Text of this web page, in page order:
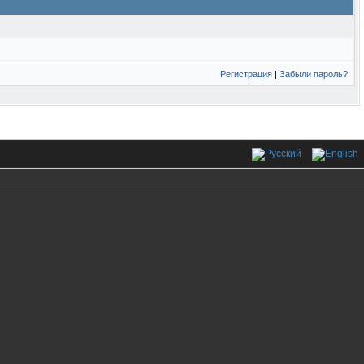
Регистрация | Забыли пароль?